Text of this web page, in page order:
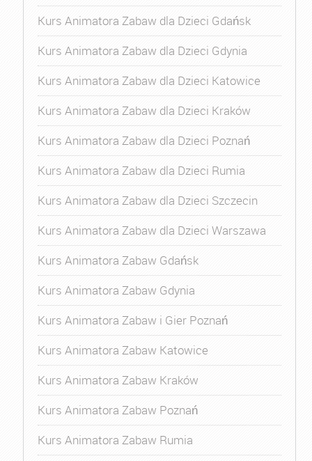
Kurs Animatora Zabaw dla Dzieci Gdańsk
Kurs Animatora Zabaw dla Dzieci Gdynia
Kurs Animatora Zabaw dla Dzieci Katowice
Kurs Animatora Zabaw dla Dzieci Kraków
Kurs Animatora Zabaw dla Dzieci Poznań
Kurs Animatora Zabaw dla Dzieci Rumia
Kurs Animatora Zabaw dla Dzieci Szczecin
Kurs Animatora Zabaw dla Dzieci Warszawa
Kurs Animatora Zabaw Gdańsk
Kurs Animatora Zabaw Gdynia
Kurs Animatora Zabaw i Gier Poznań
Kurs Animatora Zabaw Katowice
Kurs Animatora Zabaw Kraków
Kurs Animatora Zabaw Poznań
Kurs Animatora Zabaw Rumia